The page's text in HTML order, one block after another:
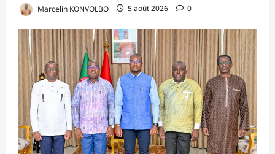
Marcelin KONVOLBO 5 août 2026 0